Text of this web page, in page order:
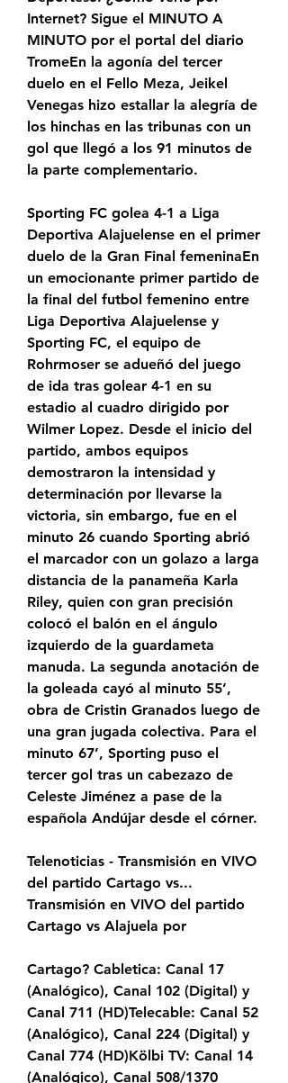
Internet? Sigue el MINUTO A
MINUTO por el portal del diario
TromeEn la agonía del tercer
duelo en el Fello Meza, Jeikel
Venegas hizo estallar la alegría de
los hinchas en las tribunas con un
gol que llegó a los 91 minutos de
la parte complementario.
Sporting FC golea 4-1 a Liga
Deportiva Alajuelense en el primer
duelo de la Gran Final femeninaEn
un emocionante primer partido de
la final del futbol femenino entre
Liga Deportiva Alajuelense y
Sporting FC, el equipo de
Rohrmoser se adueñó del juego
de ida tras golear 4-1 en su
estadio al cuadro dirigido por
Wilmer Lopez. Desde el inicio del
partido, ambos equipos
demostraron la intensidad y
determinación por llevarse la
victoria, sin embargo, fue en el
minuto 26 cuando Sporting abrió
el marcador con un golazo a larga
distancia de la panameña Karla
Riley, quien con gran precisión
colocó el balón en el ángulo
izquierdo de la guardameta
manuda. La segunda anotación de
la goleada cayó al minuto 55’,
obra de Cristin Granados luego de
una gran jugada colectiva. Para el
minuto 67’, Sporting puso el
tercer gol tras un cabezazo de
Celeste Jiménez a pase de la
española Andújar desde el córner.
Telenoticias - Transmisión en VIVO
del partido Cartago vs...
Transmisión en VIVO del partido
Cartago vs Alajuela por
Cartago? Cabletica: Canal 17
(Analógico), Canal 102 (Digital) y
Canal 711 (HD)Telecable: Canal 52
(Analógico), Canal 224 (Digital) y
Canal 774 (HD)Kölbi TV: Canal 14
(Analógico), Canal 508/1370